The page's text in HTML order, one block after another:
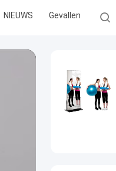
NIEUWS Gevallen